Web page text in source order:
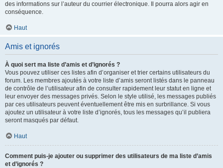
des informations sur l’auteur du courrier électronique. Il pourra alors agir en
conséquence.
Haut
Amis et ignorés
À quoi sert ma liste d’amis et d’ignorés ?
Vous pouvez utiliser ces listes afin d’organiser et trier certains utilisateurs du
forum. Les membres ajoutés à votre liste d’amis seront listés dans le panneau
de contrôle de l’utilisateur afin de consulter rapidement leur statut en ligne et
leur envoyer des messages privés. Selon le style utilisé, les messages publiés
par ces utilisateurs peuvent éventuellement être mis en surbrillance. Si vous
ajoutez un utilisateur à votre liste d’ignorés, tous les messages qu’il publiera
seront masqués par défaut.
Haut
Comment puis-je ajouter ou supprimer des utilisateurs de ma liste d’amis
et d’ignorés ?